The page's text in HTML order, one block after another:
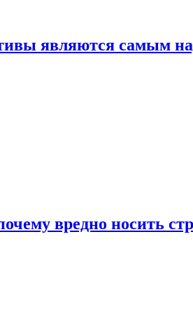
являются самым
вредно носить